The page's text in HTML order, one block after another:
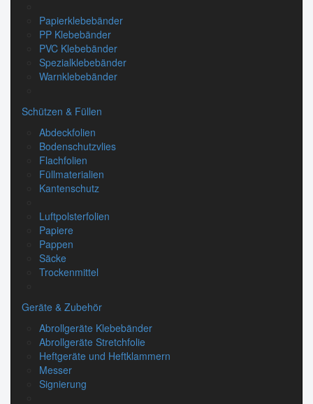
Papierklebebänder
PP Klebebänder
PVC Klebebänder
Spezialklebebänder
Warnklebebänder
Schützen & Füllen
Abdeckfolien
Bodenschutzvlies
Flachfolien
Füllmaterialien
Kantenschutz
Luftpolsterfolien
Papiere
Pappen
Säcke
Trockenmittel
Geräte & Zubehör
Abrollgeräte Klebebänder
Abrollgeräte Stretchfolie
Heftgeräte und Heftklammern
Messer
Signierung